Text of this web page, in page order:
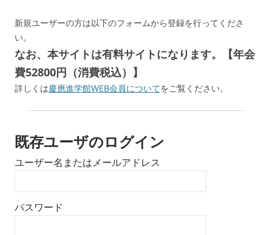
新規ユーザーの方は以下のフォームから登録を行ってくださ
い。
なお、本サイトは有料サイトになります。【年会
費52800円（消費税込）】
詳しくは慶應進学館WEB会員についてをご覧ください。
既存ユーザのログイン
ユーザー名またはメールアドレス
パスワード